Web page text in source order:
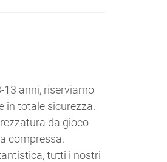
13 anni, riserviamo
in totale sicurezza.
da gioco
compressa.
tutti i nostri